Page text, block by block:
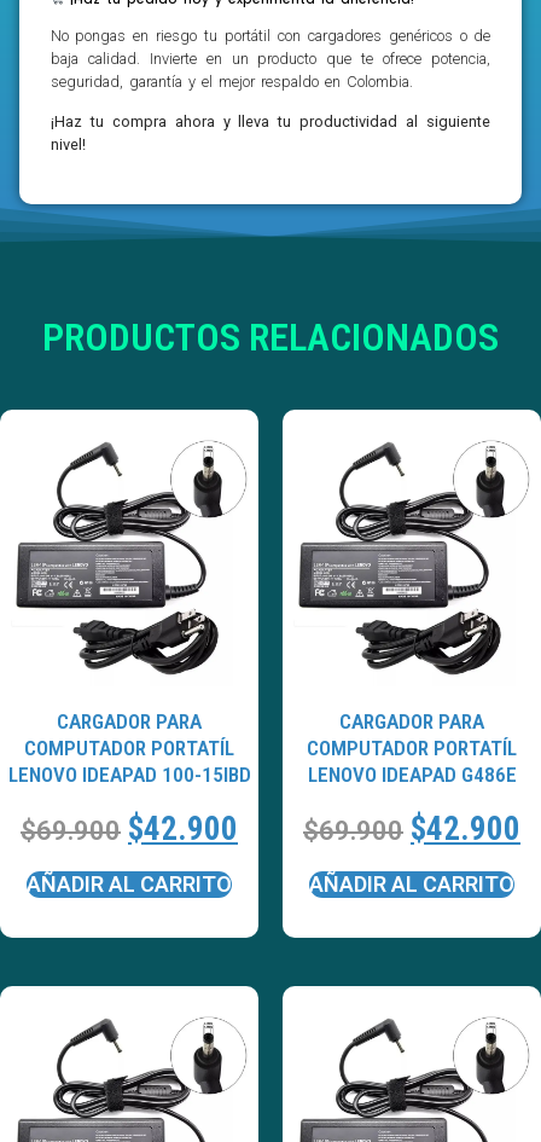
No pongas en riesgo tu portátil con cargadores genéricos o de
baja calidad. Invierte en un producto que te ofrece potencia,
seguridad, garantía y el mejor respaldo en Colombia.
¡Haz tu compra ahora y lleva tu productividad al siguiente
nivel!
PRODUCTOS RELACIONADOS
CARGADOR PARA
COMPUTADOR PORTATÍL
LENOVO IDEAPAD 100-15IBD
$69.900 $42.900
AÑADIR AL CARRITO
CARGADOR PARA
COMPUTADOR PORTATÍL
LENOVO IDEAPAD G486E
$69.900 $42.900
AÑADIR AL CARRITO